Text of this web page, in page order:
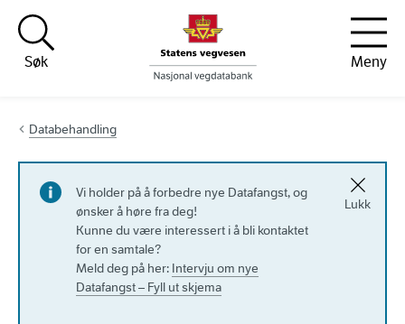
Hopp til innhold
Søk
Meny
Databehandling
Vi holder på å forbedre nye Datafangst, og
ønsker å høre fra deg!
Kunne du være interessert i å bli kontaktet
for en samtale?
Meld deg på her: Intervju om nye
Datafangst – Fyll ut skjema
Lukk